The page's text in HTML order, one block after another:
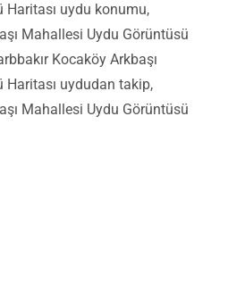
uydu konumu,
Mahallesi Uydu Görüntüsü
Kocaköy Arkbaşı
uydudan takip,
Mahallesi Uydu Görüntüsü